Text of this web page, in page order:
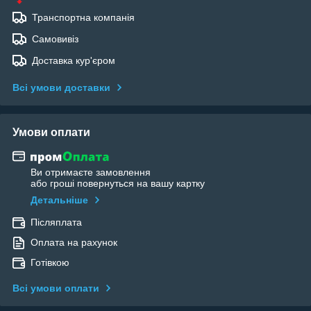
Транспортна компанія
Самовивіз
Доставка кур'єром
Всі умови доставки
Умови оплати
Ви отримаєте замовлення
або гроші повернуться на вашу картку
Детальніше
Післяплата
Оплата на рахунок
Готівкою
Всі умови оплати